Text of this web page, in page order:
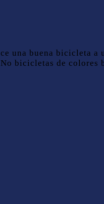
una buena bicicleta a
bicicletas de colores